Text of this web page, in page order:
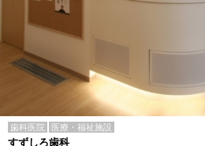
歯科医院 医療・福祉施設
すずしろ歯科